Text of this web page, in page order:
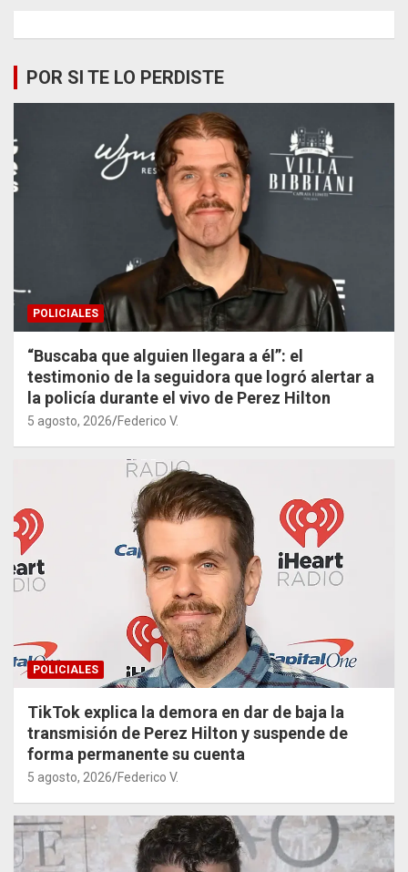
POR SI TE LO PERDISTE
POLICIALES
“Buscaba que alguien llegara a él”: el
testimonio de la seguidora que logró alertar a
la policía durante el vivo de Perez Hilton
5 agosto, 2026 Federico V.
POLICIALES
TikTok explica la demora en dar de baja la
transmisión de Perez Hilton y suspende de
forma permanente su cuenta
5 agosto, 2026 Federico V.